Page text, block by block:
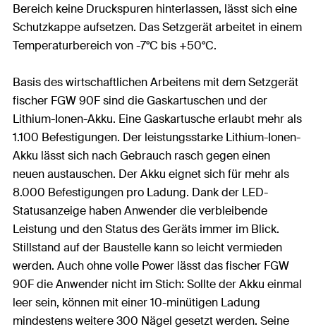
Bereich keine Druckspuren hinterlassen, lässt sich eine
Schutzkappe aufsetzen. Das Setzgerät arbeitet in einem
Temperaturbereich von -7°C bis +50°C.
Basis des wirtschaftlichen Arbeitens mit dem Setzgerät
fischer FGW 90F sind die Gaskartuschen und der
Lithium-Ionen-Akku. Eine Gaskartusche erlaubt mehr als
1.100 Befestigungen. Der leistungsstarke Lithium-Ionen-
Akku lässt sich nach Gebrauch rasch gegen einen
neuen austauschen. Der Akku eignet sich für mehr als
8.000 Befestigungen pro Ladung. Dank der LED-
Statusanzeige haben Anwender die verbleibende
Leistung und den Status des Geräts immer im Blick.
Stillstand auf der Baustelle kann so leicht vermieden
werden. Auch ohne volle Power lässt das fischer FGW
90F die Anwender nicht im Stich: Sollte der Akku einmal
leer sein, können mit einer 10-minütigen Ladung
mindestens weitere 300 Nägel gesetzt werden. Seine